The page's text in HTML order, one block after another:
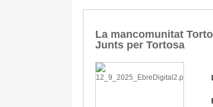
La mancomunitat
Junts per Tortosa